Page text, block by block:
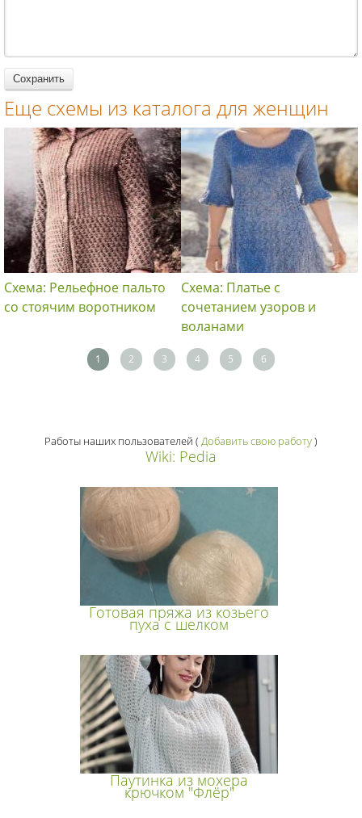
Еще схемы из каталога для женщин
Схема: Рельефное пальто
со стоячим воротником
Схема: Платье с
сочетанием узоров и
воланами
1 2 3 4 5 6
Работы наших пользователей ( Добавить свою работу)
Wiki: Pedia
Готовая пряжа из козьего
пуха с шелком
Паутинка из мохера
крючком "Флёр"